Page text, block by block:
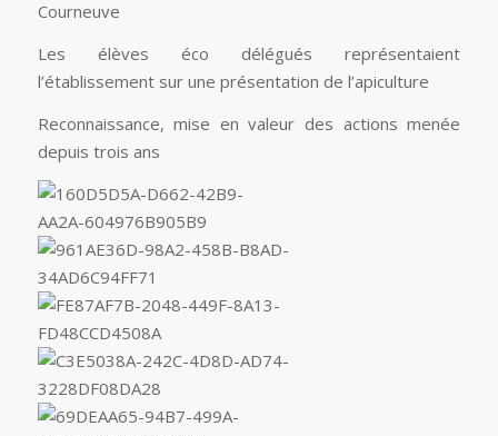
Courneuve
Les élèves éco délégués représentaient
l’établissement sur une présentation de l’apiculture
Reconnaissance, mise en valeur des actions menée
depuis trois ans